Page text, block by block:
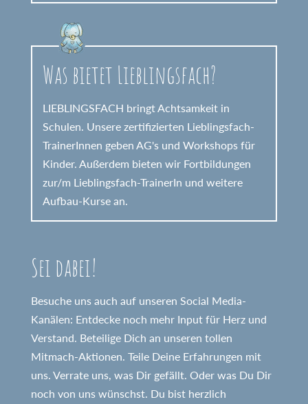
Was bietet Lieblingsfach?
LIEBLINGSFACH bringt Achtsamkeit in
Schulen. Unsere zertifizierten Lieblingsfach-
TrainerInnen geben AG's und Workshops für
Kinder. Außerdem bieten wir Fortbildungen
zur/m Lieblingsfach-TrainerIn und weitere
Aufbau-Kurse an.
Sei dabei!
Besuche uns auch auf unseren Social Media-
Kanälen: Entdecke noch mehr Input für Herz und
Verstand. Beteilige Dich an unseren tollen
Mitmach-Aktionen. Teile Deine Erfahrungen mit
uns. Verrate uns, was Dir gefällt. Oder was Du Dir
noch von uns wünschst. Du bist herzlich